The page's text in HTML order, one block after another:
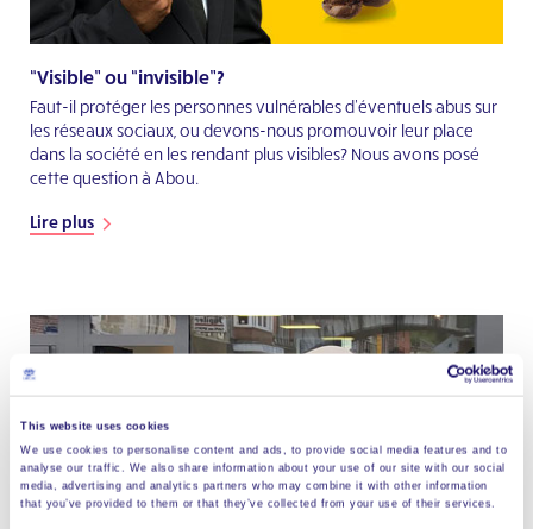
This website uses cookies
We use cookies to personalise content and ads, to provide social media features and to
analyse our traffic. We also share information about your use of our site with our social
media, advertising and analytics partners who may combine it with other information
that you’ve provided to them or that they’ve collected from your use of their services.
“Visible” ou “invisible”?
Faut-il protéger les personnes vulnérables d’éventuels abus sur
les réseaux sociaux, ou devons-nous promouvoir leur place
dans la société en les rendant plus visibles? Nous avons posé
cette question à Abou.
Lire plus